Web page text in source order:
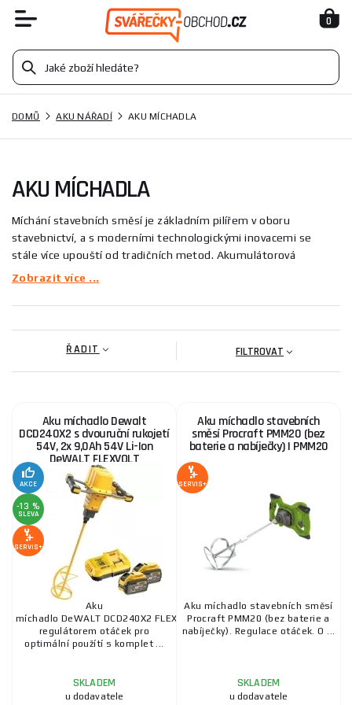
0
DOMŮ AKU NÁŘADÍ AKU MÍCHADLA
AKU MÍCHADLA
Míchání stavebních směsí je základním pilířem v oboru
stavebnictví, a s moderními technologickými inovacemi se
stále více upouští od tradičních metod. Akumulátorová
míchadla, vzhledem k jejich mobilitě a flexibilitě, se stávají
místech bez přístupu k elektrické síti.
Co jsou akumulátorová míchadla?
Akumulátorová míchadla jsou nástroje poháněné nabíjitelnými
bezdrátového provozu, což je činí ideálními pro terénní a
venkovní práce.
Klíčové parametry při výběru:
Výkon a druh směsi:
Znát povahu práce je základem.
Lehké směsi, jako jsou barvy, vyžadují nižší výkon,
zatímco těžší směsi, jako je beton, vyžadují robustní a
výkonnější míchadla.
Otáčky a regulace:
Různé směsi vyžadují různé otáčky
na minutu. Míchadla s regulací otáček nabízejí flexibilitu v
rychlosti míchání v závislosti na konzistenci směsi.
Převodovka:To je klíčová pro adaptabilitu výkonu.
Míchadla s vícestupňovými převodovkami umožňují
Zobrazit více ...
ŘADIT FILTROVAT
Aku míchadlo Dewalt
DCD240X2 s dvouruční rukojetí
54V, 2x 9,0Ah 54V Li-Ion
DeWALT FLEXVOLT
AKCE
-13 %
SLEVA
SERVIS+
Aku
míchadlo DeWALT DCD240X2 FLEXVOLT s
regulátorem otáček pro
optimální použítí s komplet ...
SKLADEM
u dodavatele
Aku míchadlo stavebních
směsí Procraft PMM20 (bez
baterie a nabíječky) | PMM20
SERVIS+
Aku míchadlo stavebních směsí
Procraft PMM20 (bez baterie a
nabíječky). Regulace otáček. O ...
SKLADEM
u dodavatele